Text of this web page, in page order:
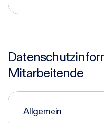
Mitarbeitende
Allgemein